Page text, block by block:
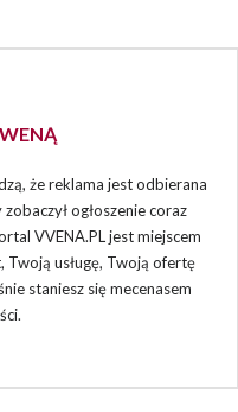
że reklama jest odbierana
ogłoszenie coraz
VVENA.PL jest miejscem
usługę, Twoją ofertę
staniesz się mecenasem